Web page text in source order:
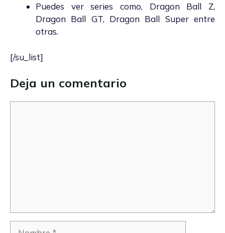
Puedes ver series como, Dragon Ball Z,
Dragon Ball GT, Dragon Ball Super entre
otras.
[/su_list]
Deja un comentario
Nombre